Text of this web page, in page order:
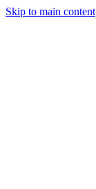
Skip to main content